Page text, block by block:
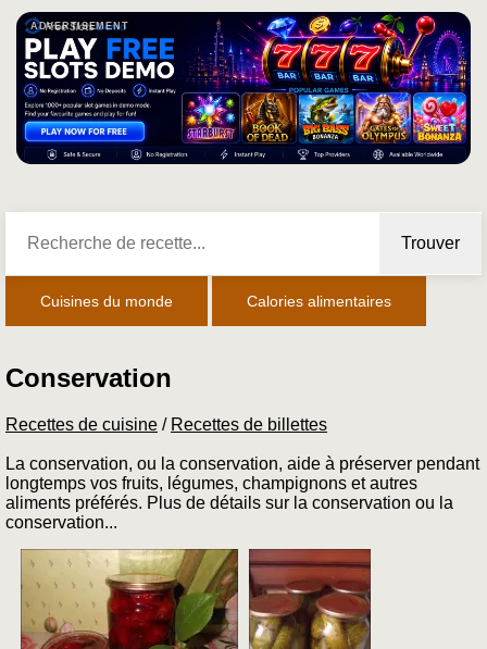
ADVERTISEMENT
Trouver
Cuisines du monde Calories alimentaires
Conservation
Recettes de cuisine / Recettes de billettes
La conservation, ou la conservation, aide à préserver pendant
longtemps vos fruits, légumes, champignons et autres
aliments préférés. Plus de détails sur la conservation ou la
conservation...